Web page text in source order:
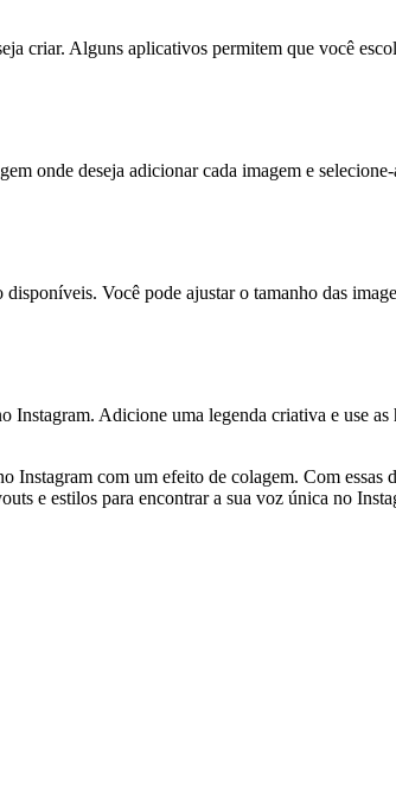
criar. Alguns aplicativos permitem que você
onde deseja adicionar cada imagem e
Você pode ajustar o tamanho das
Adicione uma legenda criativa e use as
Instagram com um efeito de colagem. Com
e estilos para encontrar a sua voz única no